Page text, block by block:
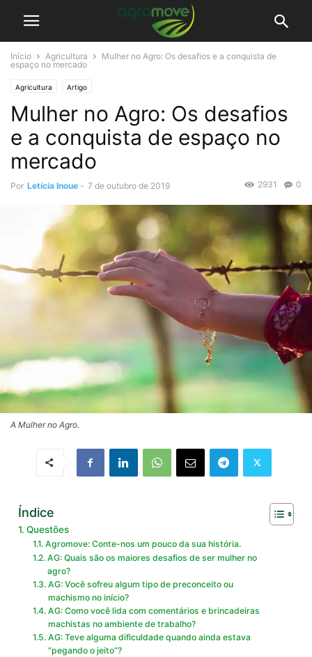
Início Agricultura
Mulher no Agro: Os desafios e a conquista de
espaço no mercado
Agricultura Artigo
Mulher no Agro: Os desafios
e a conquista de espaço no
mercado
Por Letícia Inoue - 7 de outubro de 2019 0
2931
A Mulher no Agro.
Índice
Questões
Agromove: Conte-nos um pouco da sua história.
AG: Quais são os maiores desafios de ser mulher no
agro?
AG: Você sofreu algum tipo de preconceito ou
machismo no início?
AG: Como você lida com comentários e brincadeiras
machistas no ambiente de trabalho?
AG: Teve alguma dificuldade quando ainda estava
“pegando o jeito”?